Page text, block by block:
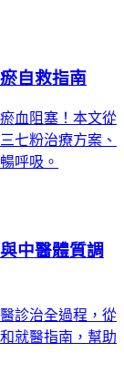
自救指南
血阻塞！本文從
七粉治療方案、
呼吸。
中醫體質調
診治全過程，從
就醫指南，幫助